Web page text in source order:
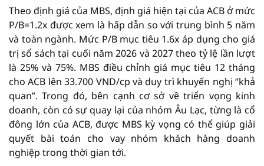
Theo định giá của MBS, định giá hiện tại của ACB ở mức
P/B=1.2x được xem là hấp dẫn so với trung bình 5 năm
và toàn ngành. Mức P/B mục tiêu 1.6x áp dụng cho giá
trị sổ sách tại cuối năm 2026 và 2027 theo tỷ lệ lần lượt
là 25% và 75%. MBS điều chỉnh giá mục tiêu 12 tháng
cho ACB lên 33.700 VND/cp và duy trì khuyến nghị “khả
quan”. Trong đó, bên cạnh cơ sở về triển vọng kinh
doanh, còn có sự quay lại của nhóm Âu Lạc, từng là cổ
đông lớn của ACB, được MBS kỳ vọng có thể giúp giải
quyết bài toán cho vay nhóm khách hàng doanh
nghiệp trong thời gian tới.